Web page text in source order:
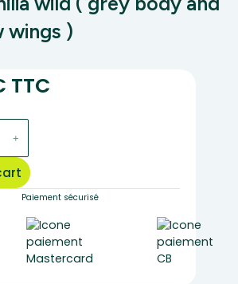
wings )
TTC
+
Paiement sécurisé